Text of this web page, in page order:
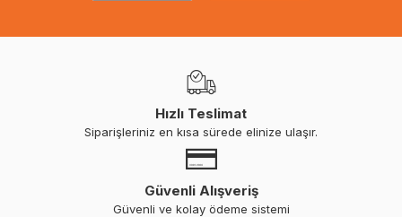
Hızlı Teslimat
Siparişleriniz en kısa sürede elinize ulaşır.
Güvenli Alışveriş
Güvenli ve kolay ödeme sistemi